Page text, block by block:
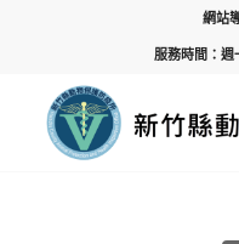
網站
服務時間：週